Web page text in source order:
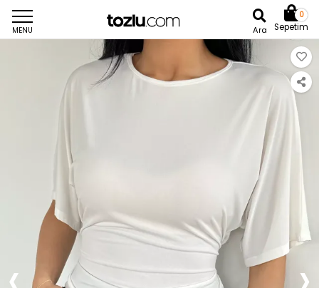
MENU Ara
0
Sepetim